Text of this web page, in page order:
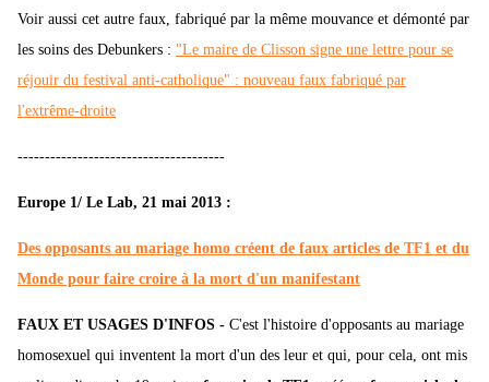
Voir aussi cet autre faux, fabriqué par la même mouvance et démonté par
les soins des Debunkers : "Le maire de Clisson signe une lettre pour se
réjouir du festival anti-catholique" : nouveau faux fabriqué par
l'extrême-droite
--------------------------------------
Europe 1/ Le Lab, 21 mai 2013 :
Des opposants au mariage homo créent de faux articles de TF1 et du
Monde pour faire croire à la mort d'un manifestant
FAUX ET USAGES D'INFOS - C'est l'histoire d'opposants au mariage
homosexuel qui inventent la mort d'un des leur et qui, pour cela, ont mis